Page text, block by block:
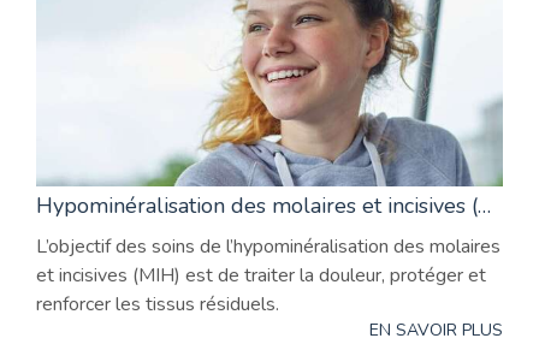
Hypominéralisation des molaires et incisives (mih) : quels soins ?
L’objectif des soins de l’hypominéralisation des molaires
et incisives (MIH) est de traiter la douleur, protéger et
renforcer les tissus résiduels.
EN SAVOIR PLUS